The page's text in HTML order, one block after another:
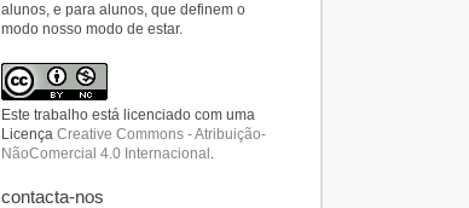
alunos, e para alunos, que definem o
modo nosso modo de estar.
Este trabalho está licenciado com uma
Licença Creative Commons - Atribuição-
NãoComercial 4.0 Internacional .
contacta-nos